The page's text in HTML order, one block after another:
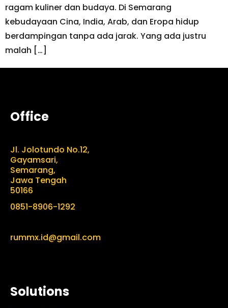
ragam kuliner dan budaya. Di Semarang
kebudayaan Cina, India, Arab, dan Eropa hidup
berdampingan tanpa ada jarak. Yang ada justru
malah […]
Office
Jl. Jolotundo No.12,
Gayamsari,
Semarang,
Jawa Tengah
50166
0851-8906-1292
rummx.id@gmail.com
Solutions